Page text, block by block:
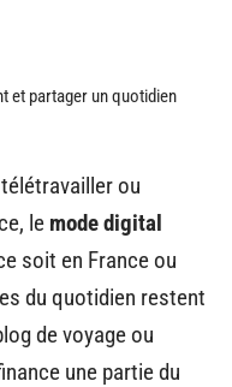
et partager un quotidien
ou
le mode digital
soit en France ou
du quotidien restent
de voyage ou
une partie du